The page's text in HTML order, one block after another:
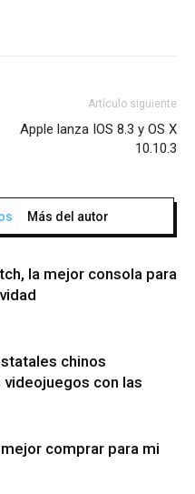
Artículo siguiente
Apple lanza IOS 8.3 y OS X
10.10.3
Más del autor
la mejor consola para
chinos
con las
comprar para mi